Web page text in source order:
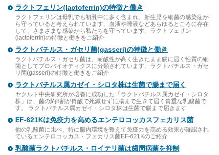
ラクトフェリン(lactoferrin)の特徴と働き
ラクトフェリンは母乳でも初乳中に多く含まれ、新生児を細菌の感染症か
ら守っていると考えられています。血液や唾液などあらゆるところに存在
して、さまざまな感染から私たちを守っています。ラクトフェリン
(lactoferrin)の特徴と働きをご紹介
ラクトバチルス・ガセリ菌(gasseri)の特徴と働き
ラクトバチルス・ガセリ菌は、耐酸性が高く生きたまま腸に届く性質の細
菌としてプロバイオティクスに分類されています。ラクトバチルス・ガセ
リ菌(gasseri)の特徴と働きをご紹介
ラクトバチルス属カゼイ・シロタ株は生菌で腸まで届く
ヤクルト中央研究所が培養に成功した「ラクトバチルス属カゼイ・シロタ
株」は、菌の約8割が胃酸で死滅せずに腸まで生きて届く貴重な乳酸菌で
す。 ラクトバチルス属カゼイ・シロタ株は生菌で腸まで届きます
EF-621Kは免疫力を高めるエンテロコッカスフェカリス菌
他の乳酸菌に比べ、特に腸内環境を整えて免疫力を高める効果が確認され
ているエンテロコッカス・フェカリス菌EF-621Kのご紹介
乳酸菌ラクトバチルス・ロイテリ菌は歯周病菌を抑制